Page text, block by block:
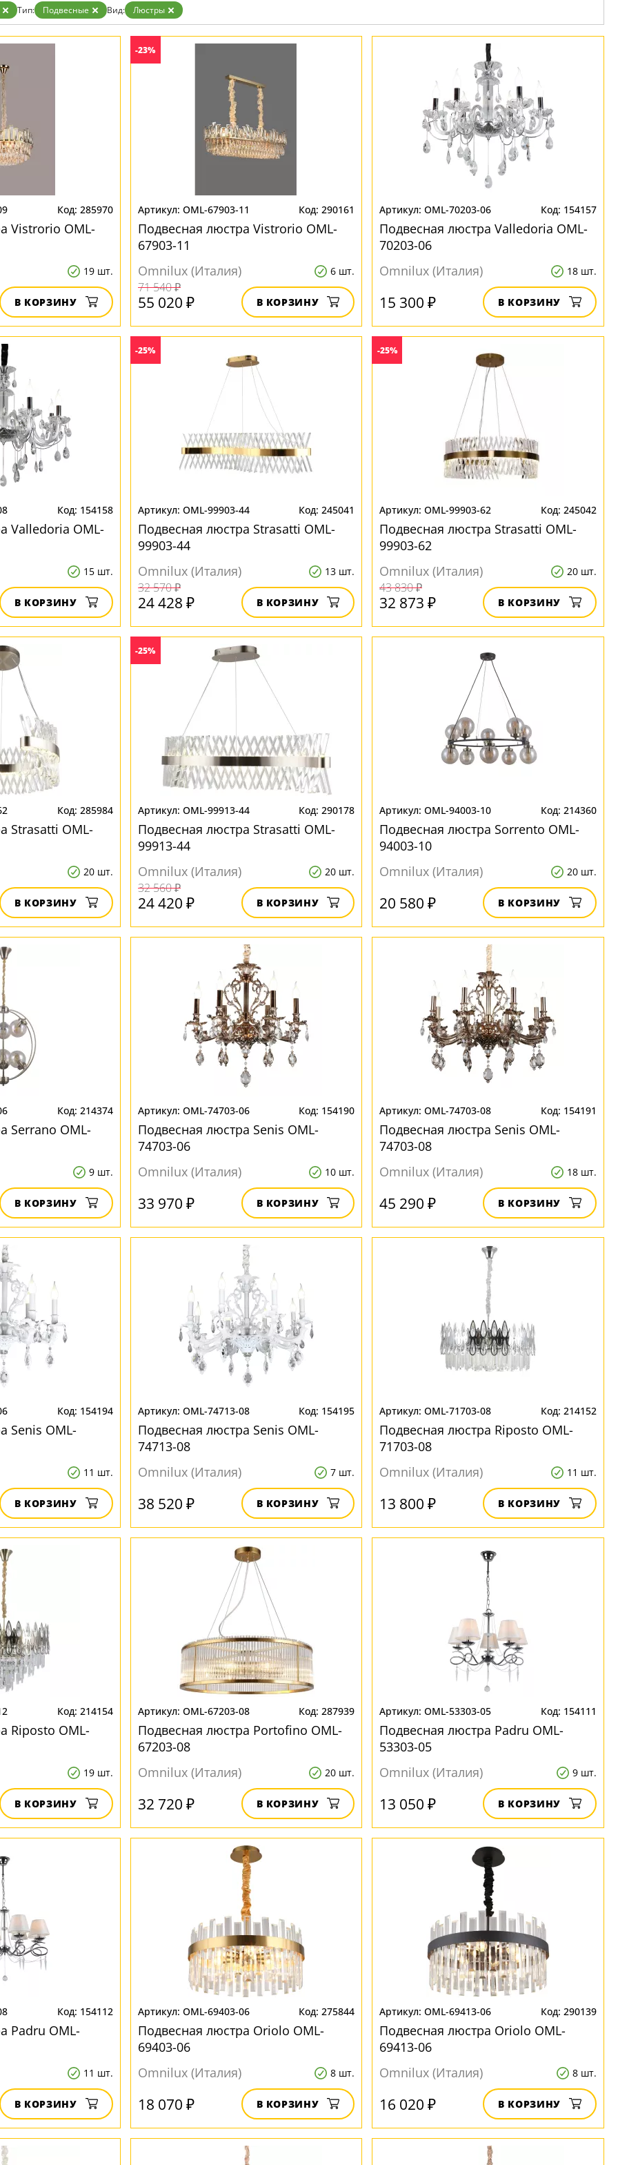
Золото
Прозрачные
Хром
Черные
Тип: Подвесные Вид: Люстры
285970
Vistrorio OML-
19 шт.
В КОРЗИНУ
-23%
OML-67903-11 290161
Подвесная люстра Vistrorio OML-
67903-11
Omnilux (Италия)
6 шт.
71 540 ₽
55 020 ₽ В КОРЗИНУ
OML-70203-06 154157
Подвесная люстра Valledoria OML-
70203-06
Omnilux (Италия)
18 шт.
15 300 ₽ В КОРЗИНУ
154158
Valledoria OML-
15 шт.
В КОРЗИНУ
-25%
OML-99903-44 245041
Подвесная люстра Strasatti OML-
99903-44
Omnilux (Италия)
13 шт.
32 570 ₽
24 428 ₽ В КОРЗИНУ
-25%
OML-99903-62 245042
Подвесная люстра Strasatti OML-
99903-62
Omnilux (Италия)
20 шт.
43 830 ₽
32 873 ₽ В КОРЗИНУ
285984
Strasatti OML-
20 шт.
В КОРЗИНУ
-25%
OML-99913-44 290178
Подвесная люстра Strasatti OML-
99913-44
Omnilux (Италия)
20 шт.
32 560 ₽
24 420 ₽ В КОРЗИНУ
OML-94003-10 214360
Подвесная люстра Sorrento OML-
94003-10
Omnilux (Италия)
20 шт.
20 580 ₽ В КОРЗИНУ
214374
Serrano OML-
9 шт.
В КОРЗИНУ
OML-74703-06 154190
Подвесная люстра Senis OML-
74703-06
Omnilux (Италия)
10 шт.
33 970 ₽ В КОРЗИНУ
OML-74703-08 154191
Подвесная люстра Senis OML-
74703-08
Omnilux (Италия)
18 шт.
45 290 ₽ В КОРЗИНУ
154194
Senis OML-
11 шт.
В КОРЗИНУ
OML-74713-08 154195
Подвесная люстра Senis OML-
74713-08
Omnilux (Италия)
7 шт.
38 520 ₽ В КОРЗИНУ
OML-71703-08 214152
Подвесная люстра Riposto OML-
71703-08
Omnilux (Италия)
11 шт.
13 800 ₽ В КОРЗИНУ
214154
Riposto OML-
19 шт.
В КОРЗИНУ
OML-67203-08 287939
Подвесная люстра Portofino OML-
67203-08
Omnilux (Италия)
20 шт.
32 720 ₽ В КОРЗИНУ
OML-53303-05 154111
Подвесная люстра Padru OML-
53303-05
Omnilux (Италия)
9 шт.
13 050 ₽ В КОРЗИНУ
154112
Padru OML-
11 шт.
В КОРЗИНУ
OML-69403-06 275844
Подвесная люстра Oriolo OML-
69403-06
Omnilux (Италия)
8 шт.
18 070 ₽ В КОРЗИНУ
OML-69413-06 290139
Подвесная люстра Oriolo OML-
69413-06
Omnilux (Италия)
8 шт.
16 020 ₽ В КОРЗИНУ